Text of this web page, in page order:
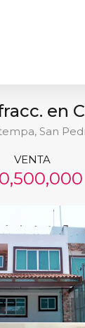
en
San
VENTA